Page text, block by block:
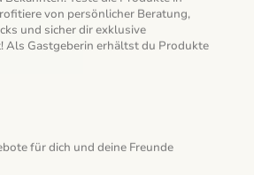
von persönlicher Beratung,
und sicher dir exklusive
Als Gastgeberin erhältst du Produkte
für dich und deine Freunde